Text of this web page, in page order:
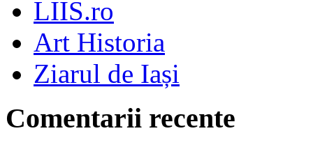
LIIS.ro
Art Historia
Ziarul de Iași
Comentarii recente